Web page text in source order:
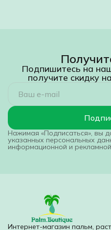
Подпишитесь на
получите скидку
Нажимая «Подписаться», вы
указанных персональных
информационной и
Интернет-магазин пальм,